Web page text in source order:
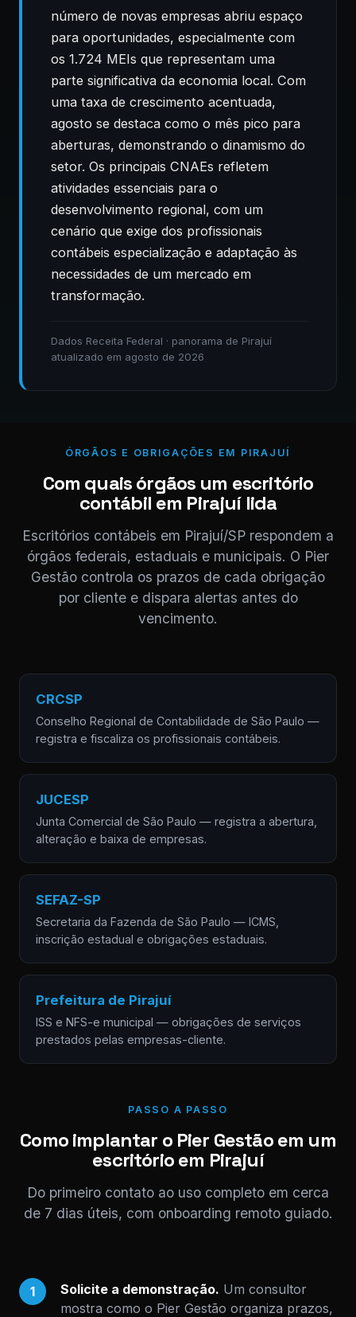
número de novas empresas abriu espaço
para oportunidades, especialmente com
os 1.724 MEIs que representam uma
parte significativa da economia local. Com
uma taxa de crescimento acentuada,
agosto se destaca como o mês pico para
aberturas, demonstrando o dinamismo do
setor. Os principais CNAEs refletem
atividades essenciais para o
desenvolvimento regional, com um
cenário que exige dos profissionais
contábeis especialização e adaptação às
necessidades de um mercado em
transformação.
Dados Receita Federal · panorama de Pirajuí
atualizado em agosto de 2026
ÓRGÃOS E OBRIGAÇÕES EM PIRAJUÍ
Com quais órgãos um escritório
contábil em Pirajuí lida
Escritórios contábeis em Pirajuí/SP respondem a
órgãos federais, estaduais e municipais. O Pier
Gestão controla os prazos de cada obrigação
por cliente e dispara alertas antes do
vencimento.
CRCSP
Conselho Regional de Contabilidade de São Paulo —
registra e fiscaliza os profissionais contábeis.
JUCESP
Junta Comercial de São Paulo — registra a abertura,
alteração e baixa de empresas.
SEFAZ-SP
Secretaria da Fazenda de São Paulo — ICMS,
inscrição estadual e obrigações estaduais.
Prefeitura de Pirajuí
ISS e NFS-e municipal — obrigações de serviços
prestados pelas empresas-cliente.
PASSO A PASSO
Como implantar o Pier Gestão em um
escritório em Pirajuí
Do primeiro contato ao uso completo em cerca
de 7 dias úteis, com onboarding remoto guiado.
1 Solicite a demonstração. Um consultor
mostra como o Pier Gestão organiza prazos,